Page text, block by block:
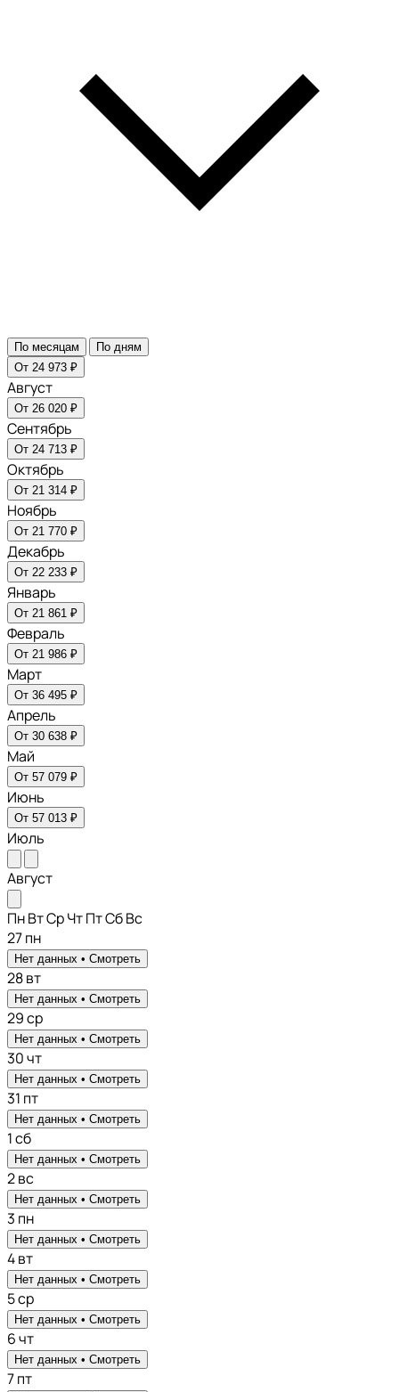
По месяцам
По дням
От 24 973 ₽
Август
От 26 020 ₽
Сентябрь
От 24 713 ₽
Октябрь
От 21 314 ₽
Ноябрь
От 21 770 ₽
Декабрь
От 22 233 ₽
Январь
От 21 861 ₽
Февраль
От 21 986 ₽
Март
От 36 495 ₽
Апрель
От 30 638 ₽
Май
От 57 079 ₽
Июнь
От 57 013 ₽
Июль
Август
ПнВтСрЧтПтСбВс
27пн
Нет данных • Смотреть
28вт
Нет данных • Смотреть
29ср
Нет данных • Смотреть
30чт
Нет данных • Смотреть
31 пт
Нет данных • Смотреть
1сб
Нет данных • Смотреть
2вс
Нет данных • Смотреть
3 пн
Нет данных • Смотреть
4вт
Нет данных • Смотреть
5ср
Нет данных • Смотреть
6чт
Нет данных • Смотреть
7пт